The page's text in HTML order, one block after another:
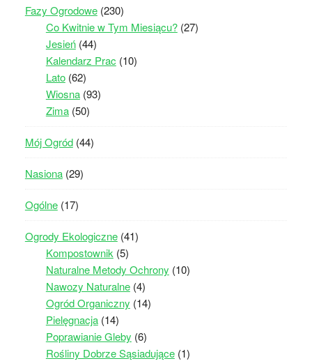
Fazy Ogrodowe(230)
Co Kwitnie w Tym Miesiącu?(27)
Jesień(44)
Kalendarz Prac (10)
Lato(62)
Wiosna(93)
Zima(50)
Mój Ogród(44)
Nasiona(29)
Ogólne(17)
Ogrody Ekologiczne(41)
Kompostownik (5)
Naturalne Metody Ochrony (10)
Nawozy Naturalne(4)
Ogród Organiczny (14)
Pielęgnacja(14)
Poprawianie Gleby (6)
Rośliny Dobrze Sąsiadujące(1)